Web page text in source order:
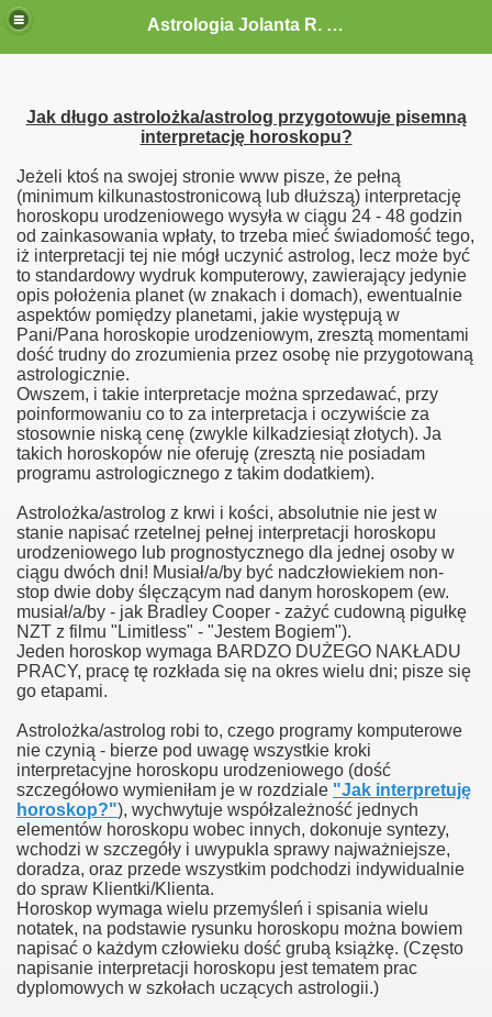
Astrologia Jolanta R. G.-Gołębiewska
Jak długo astrolożka/astrolog przygotowuje pisemną
interpretację horoskopu?
Jeżeli ktoś na swojej stronie www pisze, że pełną
(minimum kilkunastostronicową lub dłuższą) interpretację
horoskopu urodzeniowego wysyła w ciągu 24 - 48 godzin
od zainkasowania wpłaty, to trzeba mieć świadomość tego,
iż interpretacji tej nie mógł uczynić astrolog, lecz może być
to standardowy wydruk komputerowy, zawierający jedynie
opis położenia planet (w znakach i domach), ewentualnie
aspektów pomiędzy planetami, jakie występują w
Pani/Pana horoskopie urodzeniowym, zresztą momentami
dość trudny do zrozumienia przez osobę nie przygotowaną
astrologicznie.
Owszem, i takie interpretacje można sprzedawać, przy
poinformowaniu co to za interpretacja i oczywiście za
stosownie niską cenę (zwykle kilkadziesiąt złotych). Ja
takich horoskopów nie oferuję (zresztą nie posiadam
programu astrologicznego z takim dodatkiem).
Astrolożka/astrolog z krwi i kości, absolutnie nie jest w
stanie napisać rzetelnej pełnej interpretacji horoskopu
urodzeniowego lub prognostycznego dla jednej osoby w
ciągu dwóch dni! Musiał/a/by być nadczłowiekiem non-
stop dwie doby ślęczącym nad danym horoskopem (ew.
musiał/a/by - jak Bradley Cooper - zażyć cudowną pigułkę
NZT z filmu "Limitless" - "Jestem Bogiem").
Jeden horoskop wymaga BARDZO DUŻEGO NAKŁADU
PRACY, pracę tę rozkłada się na okres wielu dni; pisze się
go etapami.
Astrolożka/astrolog robi to, czego programy komputerowe
nie czynią - bierze pod uwagę wszystkie kroki
interpretacyjne horoskopu urodzeniowego (dość
szczegółowo wymieniłam je w rozdziale "Jak interpretuję
horoskop?"), wychwytuje współzależność jednych
elementów horoskopu wobec innych, dokonuje syntezy,
wchodzi w szczegóły i uwypukla sprawy najważniejsze,
doradza, oraz przede wszystkim podchodzi indywidualnie
do spraw Klientki/Klienta.
Horoskop wymaga wielu przemyśleń i spisania wielu
notatek, na podstawie rysunku horoskopu można bowiem
napisać o każdym człowieku dość grubą książkę. (Często
napisanie interpretacji horoskopu jest tematem prac
dyplomowych w szkołach uczących astrologii.)